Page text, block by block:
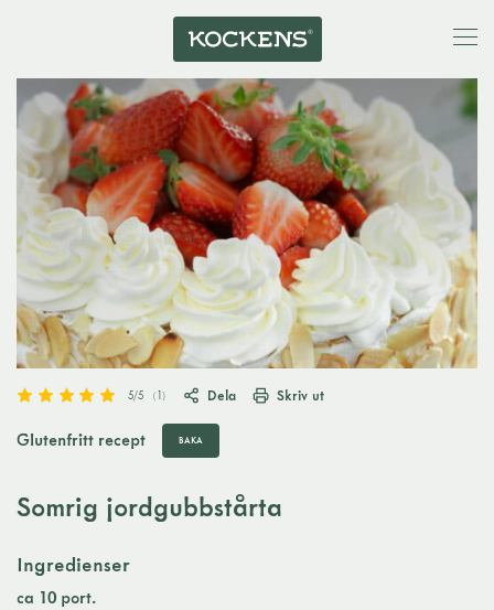
5/5 (1) Dela Skriv ut
Glutenfritt recept BAKA
Somrig jordgubbstårta
Ingredienser
ca 10 port.